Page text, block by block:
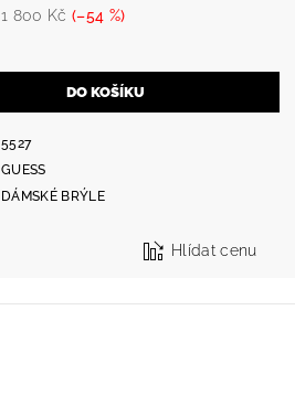
1 800 Kč (–54 %)
5527
GUESS
DÁMSKÉ BRÝLE
Hlídat cenu